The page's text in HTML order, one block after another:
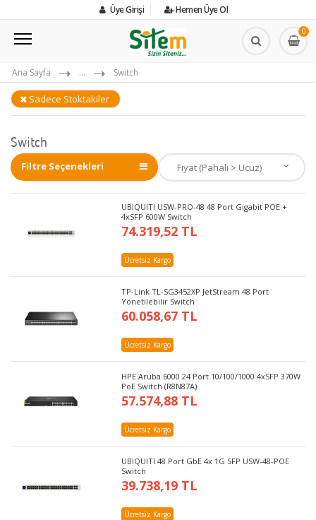
Üye Girişi Hemen Üye Ol
0
Ana Sayfa ... Switch
Sadece Stoktakiler
Switch
Filtre Seçenekleri
UBIQUITI USW-PRO-48 48 Port Gigabit POE +
4xSFP 600W Switch
74.319,52 TL
Ücretsiz Kargo
TP-Link TL-SG3452XP JetStream 48 Port
Yönetilebilir Switch
60.058,67 TL
Ücretsiz Kargo
HPE Aruba 6000 24 Port 10/100/1000 4xSFP 370W
PoE Switch (R8N87A)
57.574,88 TL
Ücretsiz Kargo
UBIQUITI 48 Port GbE 4x 1G SFP USW-48-POE
Switch
39.738,19 TL
Ücretsiz Kargo